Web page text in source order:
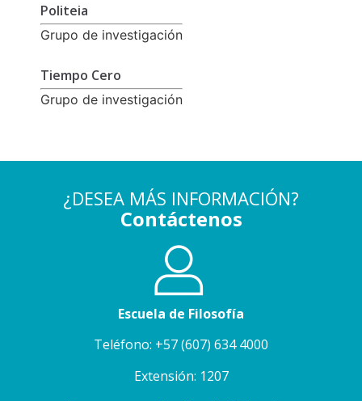
Politeia
Grupo de investigación
Tiempo Cero
Grupo de investigación
¿DESEA MÁS INFORMACIÓN?
Contáctenos
Escuela de Filosofía
Teléfono: +57 (607) 634 4000
Extensión: 1207